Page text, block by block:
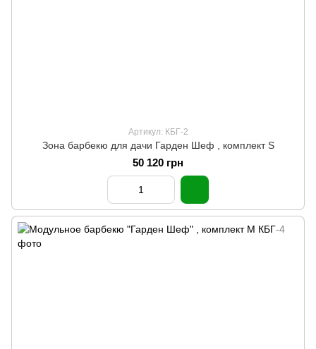
Артикул: КБГ-2
Зона барбекю для дачи Гарден Шеф , комплект S
50 120 грн